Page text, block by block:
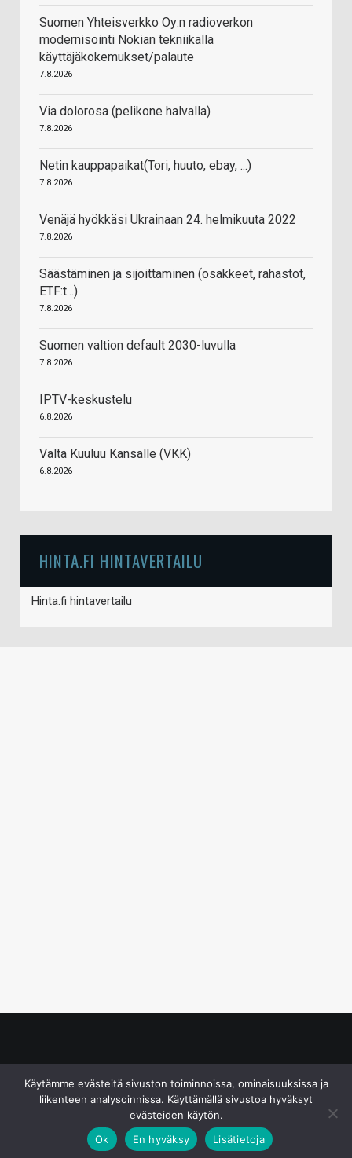
Suomen Yhteisverkko Oy:n radioverkon
modernisointi Nokian tekniikalla
käyttäjäkokemukset/palaute
7.8.2026
Via dolorosa (pelikone halvalla)
7.8.2026
Netin kauppapaikat(Tori, huuto, ebay, ...)
7.8.2026
Venäjä hyökkäsi Ukrainaan 24. helmikuuta 2022
7.8.2026
Säästäminen ja sijoittaminen (osakkeet, rahastot,
ETF:t...)
7.8.2026
Suomen valtion default 2030-luvulla
7.8.2026
IPTV-keskustelu
6.8.2026
Valta Kuuluu Kansalle (VKK)
6.8.2026
HINTA.FI HINTAVERTAILU
Hinta.fi hintavertailu
Käytämme evästeitä sivuston toiminnoissa, ominaisuuksissa ja
liikenteen analysoinnissa. Käyttämällä sivustoa hyväksyt
evästeiden käytön.
Ok
En hyväksy Lisätietoja